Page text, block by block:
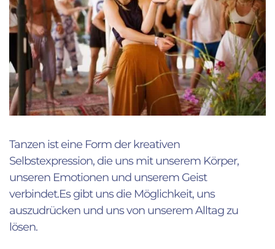
Tanzen ist eine Form der kreativen
Selbstexpression, die uns mit unserem Körper,
unseren Emotionen und unserem Geist
verbindet.Es gibt uns die Möglichkeit, uns
auszudrücken und uns von unserem Alltag zu
lösen.